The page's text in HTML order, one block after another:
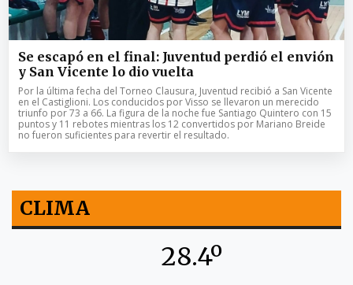
Se escapó en el final: Juventud perdió el envión
y San Vicente lo dio vuelta
Por la última fecha del Torneo Clausura, Juventud recibió a San Vicente
en el Castiglioni. Los conducidos por Visso se llevaron un merecido
triunfo por 73 a 66. La figura de la noche fue Santiago Quintero con 15
puntos y 11 rebotes mientras los 12 convertidos por Mariano Breide
no fueron suficientes para revertir el resultado.
CLIMA
28.4º